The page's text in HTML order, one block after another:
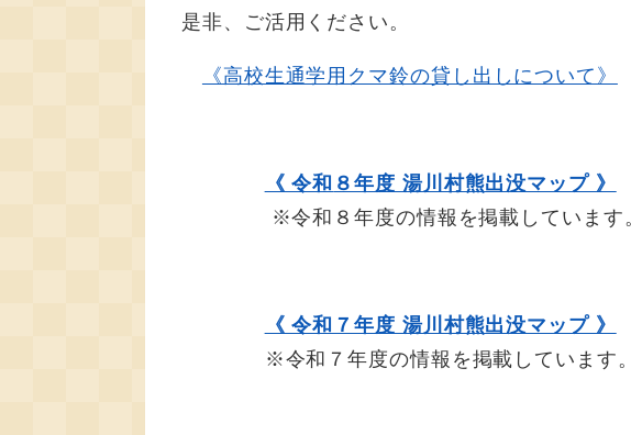
是非、ご活用ください。
《高校生通学用クマ鈴の貸し出しについて》
《 令和 ８年度 湯川村熊出没マップ 》
※令和８年度の情報を掲載しています
《 令和７年度 湯川村熊出没マップ 》
※令和７年度の情報を掲載しています。